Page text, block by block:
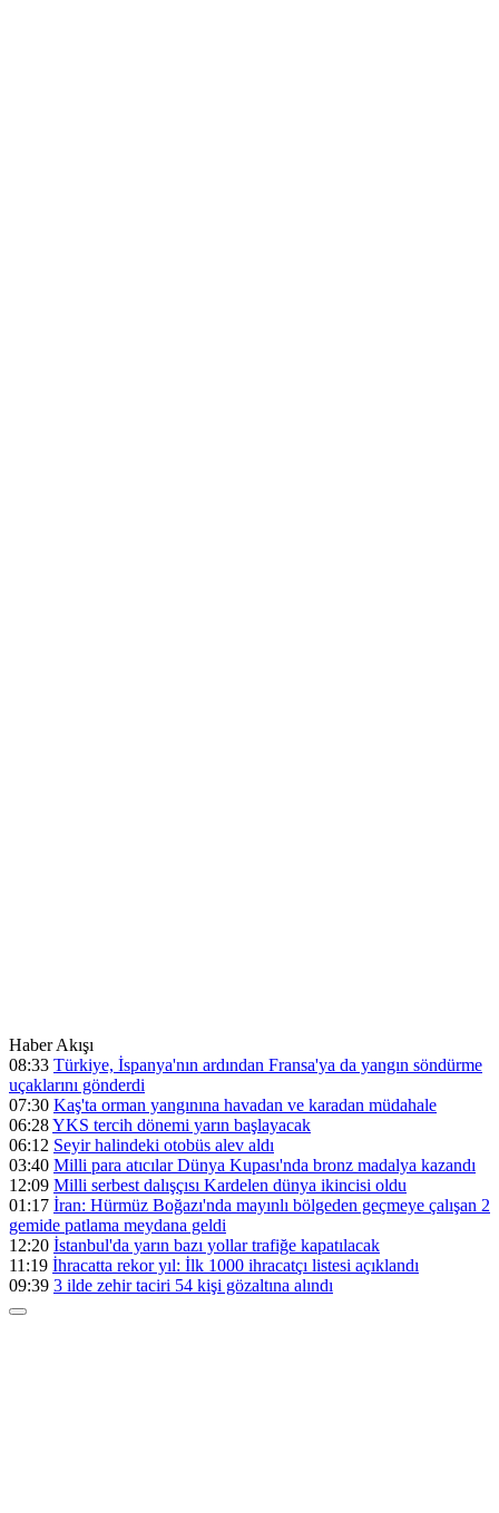
Haber Akışı
08:33 Türkiye, İspanya'nın ardından Fransa'ya da yangın söndürme
uçaklarını gönderdi
07:30 Kaş'ta orman yangınına havadan ve karadan müdahale
06:28YKS tercih dönemi yarın başlayacak
06:12 Seyir halindeki otobüs alev aldı
03:40 Milli para atıcılar Dünya Kupası'nda bronz madalya kazandı
12:09 Milli serbest dalışçısı Kardelen dünya ikincisi oldu
01:17 İran: Hürmüz Boğazı'nda mayınlı bölgeden geçmeye çalışan 2
gemide patlama meydana geldi
12:20 İstanbul'da yarın bazı yollar trafiğe kapatılacak
11:19 İhracatta rekor yıl: İlk 1000 ihracatçı listesi açıklandı
09:39 3 ilde zehir taciri 54 kişi gözaltına alındı